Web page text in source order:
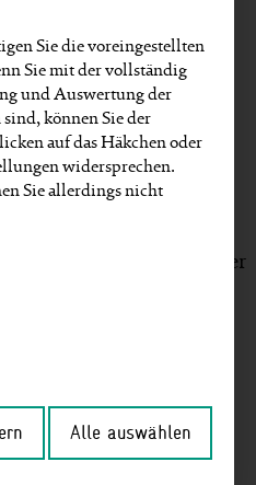
nach drei Jahren
richtig gewählt war. Die
drei­jährigen Strategie­
Heraus­
hat viele notwendige
um auf neue
reagieren. Unserem
agiler und effizienter
gerecht geworden.
Unser Geschäft wird
immer volatiler und
vielfältiger.
Sie die voreingestellten
Sie mit der vollständig
und Auswertung der
können Sie der
auf das Häkchen oder
widersprechen.
Sie allerdings nicht
Alle auswählen